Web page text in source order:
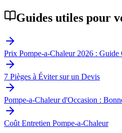
Guides utiles pour
Prix Pompe-a-Chaleur 2026 : Guide
7 Pièges à Éviter sur un Devis
Pompe-a-Chaleur d'Occasion :
Coût Entretien Pompe-a-Chaleur